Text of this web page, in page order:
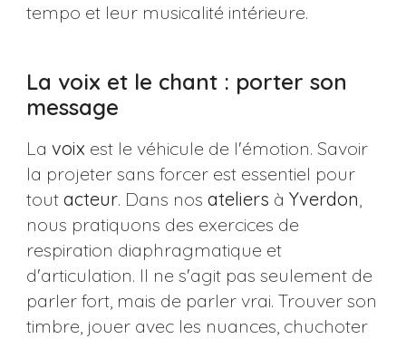
tempo et leur musicalité intérieure.
La voix et le chant : porter son
message
La voix est le véhicule de l'émotion. Savoir
la projeter sans forcer est essentiel pour
tout acteur. Dans nos ateliers à Yverdon,
nous pratiquons des exercices de
respiration diaphragmatique et
d'articulation. Il ne s'agit pas seulement de
parler fort, mais de parler vrai. Trouver son
timbre, jouer avec les nuances, chuchoter